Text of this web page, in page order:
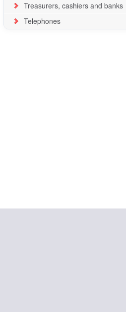
Treasurers, cashiers and banks
Telephones